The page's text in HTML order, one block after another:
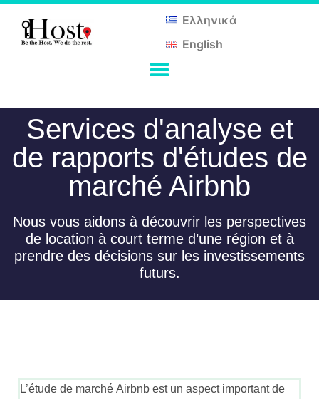
Ελληνικά
English
Services d'analyse et
de rapports d'études de
marché Airbnb
Nous vous aidons à découvrir les perspectives
de location à court terme d’une région et à
prendre des décisions sur les investissements
futurs.
L’étude de marché Airbnb est un aspect important de